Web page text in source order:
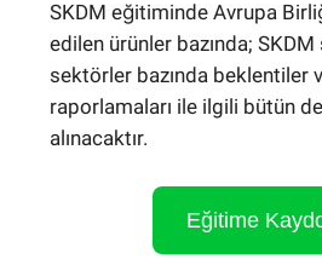
SKDM eğitiminde Avrupa
edilen ürünler bazında;
sektörler bazında beklentiler
raporlamaları ile ilgili bütün
alınacaktır.
Eğitime